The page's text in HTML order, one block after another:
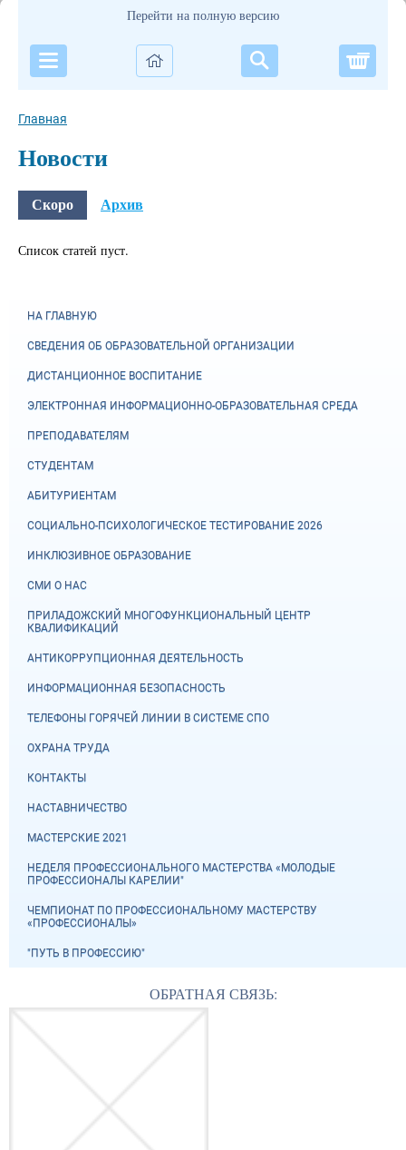
Перейти на полную версию
Главная
Новости
Скоро Архив
Список статей пуст.
НА ГЛАВНУЮ
СВЕДЕНИЯ ОБ ОБРАЗОВАТЕЛЬНОЙ ОРГАНИЗАЦИИ
ДИСТАНЦИОННОЕ ВОСПИТАНИЕ
ЭЛЕКТРОННАЯ ИНФОРМАЦИОННО-ОБРАЗОВАТЕЛЬНАЯ СРЕДА
ПРЕПОДАВАТЕЛЯМ
СТУДЕНТАМ
АБИТУРИЕНТАМ
СОЦИАЛЬНО-ПСИХОЛОГИЧЕСКОЕ ТЕСТИРОВАНИЕ 2026
ИНКЛЮЗИВНОЕ ОБРАЗОВАНИЕ
СМИ О НАС
ПРИЛАДОЖСКИЙ МНОГОФУНКЦИОНАЛЬНЫЙ ЦЕНТР
КВАЛИФИКАЦИЙ
АНТИКОРРУПЦИОННАЯ ДЕЯТЕЛЬНОСТЬ
ИНФОРМАЦИОННАЯ БЕЗОПАСНОСТЬ
ТЕЛЕФОНЫ ГОРЯЧЕЙ ЛИНИИ В СИСТЕМЕ СПО
ОХРАНА ТРУДА
КОНТАКТЫ
НАСТАВНИЧЕСТВО
МАСТЕРСКИЕ 2021
НЕДЕЛЯ ПРОФЕССИОНАЛЬНОГО МАСТЕРСТВА «МОЛОДЫЕ
ПРОФЕССИОНАЛЫ КАРЕЛИИ"
ЧЕМПИОНАТ ПО ПРОФЕССИОНАЛЬНОМУ МАСТЕРСТВУ
«ПРОФЕССИОНАЛЫ»
"ПУТЬ В ПРОФЕССИЮ"
ОБРАТНАЯ СВЯЗЬ: